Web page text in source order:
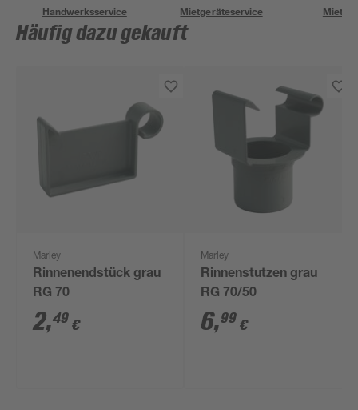
Handwerksservice Mietgeräteservice
Häufig dazu gekauft
Marley
Rinnenendstück grau
RG 70
2,49 €
Marley
Rinnenstutzen grau
RG 70/50
6,99 €